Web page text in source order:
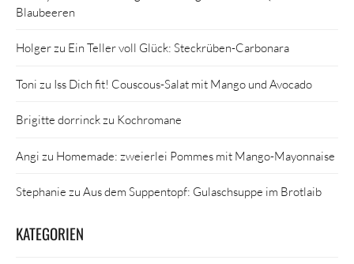
Blaubeeren
Holgerzu Ein Teller voll Glück: Steckrüben-Carbonara
Toni zu Iss Dich fit! Couscous-Salat mit Mango und Avocado
Brigitte dorrinckzu Kochromane
Angi zu Homemade: zweierlei Pommes mit Mango-Mayonnaise
Stephanie zu Aus dem Suppentopf: Gulaschsuppe im Brotlaib
KATEGORIEN